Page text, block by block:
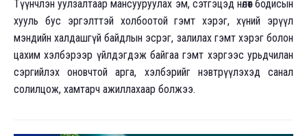
Түүнчлэн уулзалтаар мансууруулах эм, сэтгэцэд нөлөөт бодисын
хууль бус эргэлттэй холбоотой гэмт хэрэг, хүний эрүүл
мэндийн халдашгүй байдлын эсрэг, залилах гэмт хэрэг болон
цахим хэлбэрээр үйлдэгдэж байгаа гэмт хэргээс урьдчилан
сэргийлэх оновчтой арга, хэлбэрийг нэвтрүүлэхэд санал
солилцож, хамтарч ажиллахаар болжээ.